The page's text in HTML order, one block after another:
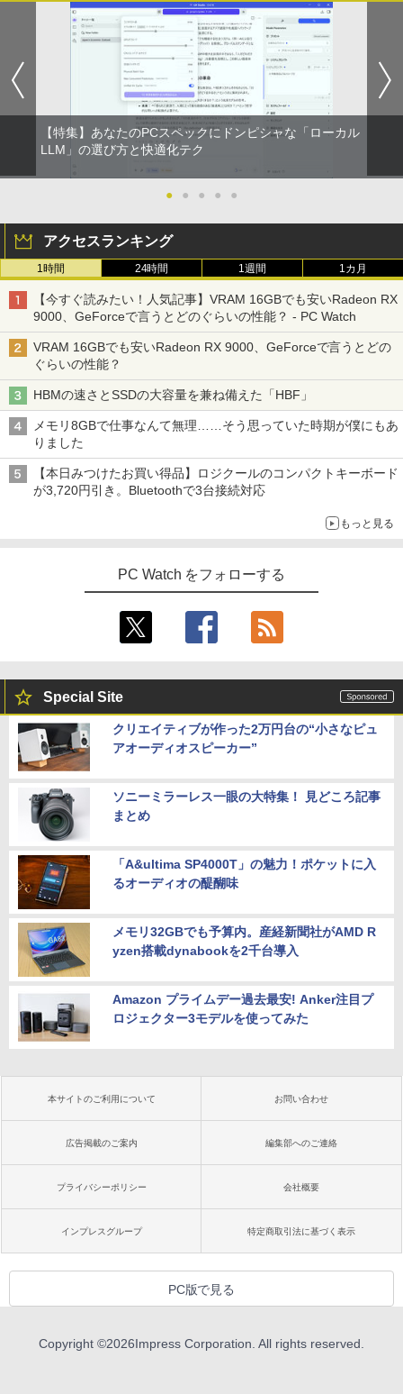
【ノートPC用】【あんしん3ヶ月に延長
保証】通常付属している30日の保証期間
が3ヶ月に延長されます。【単品購入・併
用不可※レビューキャンペーンは除く /
ノートパソコン専用】
￥1,000
2
【期間限定★新品無線マウス付】中古ノ
ートパソコン Windows11 Office2019搭
Core i3 Core i5 メモリ4GB/16GB SSD1
28GB～1TB Webカメラ DVD 無線LAN
店長おまかせPC 初期設定済 送料無料
【中古】
￥9,999
付き｜最新OS対応 第8世代｜最大180日
保証｜Core i3 第8世代｜中古ノートパソ
コン Windows11 office付き｜中古ノー
トパソコン 15.6 テンキー付き｜ノートパ
ソコンWindows11 第8世代
￥19,800
ラソン★8/4～8/11★中古パソコン ノー
トPC NEC VersaPro VX-4 PC-VKT16XZ
古SSD 2.5インチ128GB / 256GB / 512G
B Windows11 Pro 64bit【送料無料】
【1500円OFFクーポン】【テンキー&Wi
oft Office付き Windows11 Lenovo Thi
nkpad L580 中古ノートパソコン PC パ
￥21,800
中古パソコン | NEC | Mate MKM28L-3 |
Windows11 | デスクトップ | 一年保証 |
第8世代 | Core i5 8400 2.8(〜最大4.0)G
Hz | MEM:8GB | SSD:256GB | DVDマル
チ | 無線LAN:なし | Win11Pro64bit
￥12,000
2
HP ProDesk 400 G6 DM 【Core i5 1050
0T/メモリ16GB(DDR4)/SSD256GB(M.2
料】※沖縄・離島を除く
￥32,980
【正規永久版Office付き】ミニpc 【Intel
N5095 LPDDR4X 16GB 256GB SSD】m
ini pc Windows11 Pro 超軽量 4コア/4ス
242 SATA WIFI6 Bluetooth5.2 4K HDMI
2画面出力 デスクトップPC みにpc 省エ
ネ オフィス高速起動 省電力 静音設計
【★最大100%ポイント】【Win11正式対
応】Dell OptiPlex 3070 SFF/第9世代 Co
2画面出力/Windows11/Windows10/Offi
ce/中古 デスクトップ デスクトップPC
￥37,800
NEC Mate ML-D 単体 Windows11 64bit
HDMI Core i5 12400 メモリー16GB 高
速SSD256GB+HDD500GB DVDマルチ
デスクトップパソコン【中古】【30日保
証】20007027
NEC AS223WM 液晶モニター 21.5イン
チワイド 白 ホワイト 1920×1080 （フル
HD）TN 白色LEDバックライト ミニ D-s
ub VGA HDMI ディスプレイ PS4 switch
対応 スイッチ 【中古】
￥5,200
2
中古モニター | 液晶ディスプレイ | PHILI
PS | 243V5QHABA/11 | 23.6インチワイ
ト | スピーカー内蔵 | 3系統入力(VGA・D
VI-D・HDMI) | VGAケーブル・電源ケー
ブル付属【30日保証】
￥5,980
3
【ポイント最大28倍】 lenovo モニター
×1080 IPS 4ms 250nit リフレッシュレー
ト 100Hz HDMI VGA D-Sub チルト VES
A規格 67D5KAC6JP レノボ ディスプレ
イ 液晶モニター 【展示品特価】
￥8,980
【お買い物マラソ開催中！P最大31.5%還
パネル PU保護カバー付き 非光沢 1200:1
高コントラスト 超軽量 640g スピーカー
スマホ対応 MFP156T1F
5
【楽天1位!1,600円OFFクーポン 8/4 20:
00-8/11 01:59】Xiaomi Monitor A24i 20
26 ディスプレイ 1080P 23.8インチ 144
画面 TÜV認証 目にやさしい 調整可能な
スタンド VESA
宇宙兄弟（46） 【電子書籍】[ 小山宙哉
]
￥1,131
DVD付 学研まんが NEW日本の歴史
￥21,560
オレンジページ 2026 10/17号増刊＜グレ
ー＞ [雑誌]
￥1,689
ハヤブサ消防団 森へつづく道 [ 池井戸 潤
]
角川まんが学習シリーズ 日本の歴史
全16巻+別巻5冊定番セット [ 山本 博文
￥23,760
【特集】あなたのPCスペックにドンピシャな「ローカル
LLM」の選び方と快適化テク
● ● ● ● ●
アクセスランキング
1時間 24時間 1週間 1カ月
【今すぐ読みたい！人気記事】VRAM 16GBでも安いRadeon RX
9000、GeForceで言うとどのぐらいの性能？ - PC Watch
VRAM 16GBでも安いRadeon RX 9000、GeForceで言うとどの
ぐらいの性能？
HBMの速さとSSDの大容量を兼ね備えた「HBF」
メモリ8GBで仕事なんて無理……そう思っていた時期が僕にもあ
りました
【本日みつけたお買い得品】ロジクールのコンパクトキーボード
が3,720円引き。Bluetoothで3台接続対応
もっと見る
PC Watch をフォローする
Special Site
クリエイティブが作った2万円台の“小さなピュ
アオーディオスピーカー”
ソニーミラーレス一眼の大特集！ 見どころ記事
まとめ
「A&ultima SP4000T」の魅力！ポケットに入
るオーディオの醍醐味
メモリ32GBでも予算内。産経新聞社がAMD R
yzen搭載dynabookを2千台導入
Amazon プライムデー過去最安! Anker注目プ
ロジェクター3モデルを使ってみた
本サイトのご利用について お問い合わせ
広告掲載のご案内 編集部へのご連絡
プライバシーポリシー 会社概要
インプレスグループ 特定商取引法に基づく表示
PC版で見る
Copyright ©2026Impress Corporation. All rights reserved.